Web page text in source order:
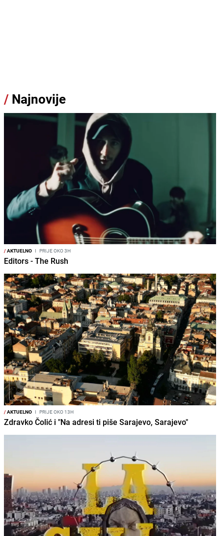
/ Najnovije
/AKTUELNO I PRIJE OKO 3H
Editors - The Rush
/AKTUELNO I PRIJE OKO 13H
Zdravko Čolić i "Na adresi ti piše Sarajevo, Sarajevo"